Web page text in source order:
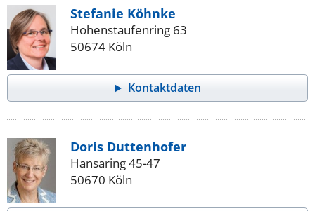
Stefanie Köhnke
Hohenstaufenring 63
50674 Köln
Kontaktdaten
Doris Duttenhofer
Hansaring 45-47
50670 Köln